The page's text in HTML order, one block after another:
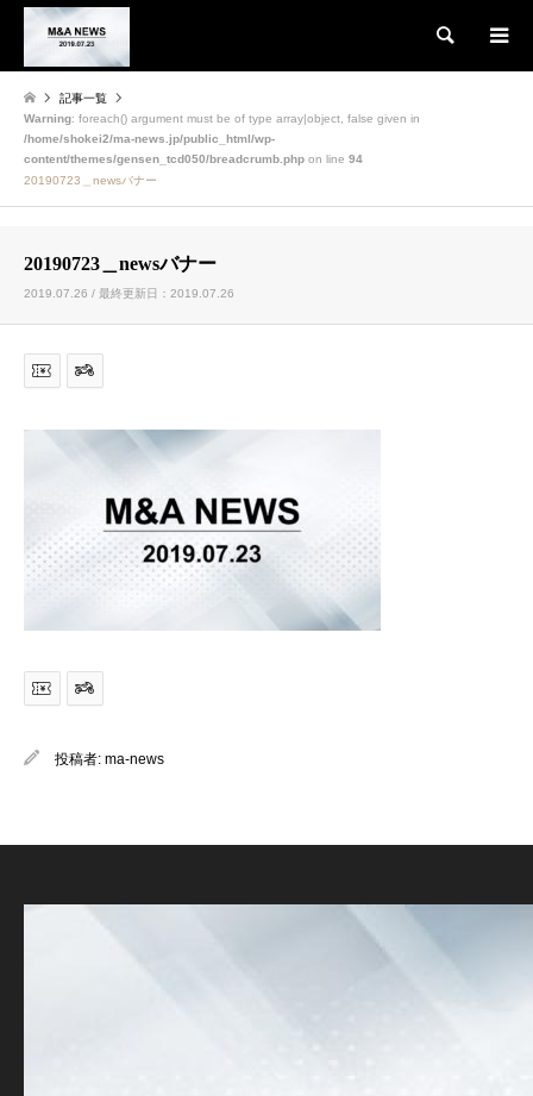
検索
記事一覧
Warning: foreach() argument must be of type array|object, false given in
/home/shokei2/ma-news.jp/public_html/wp-
content/themes/gensen_tcd050/breadcrumb.php on line 94
20190723＿newsバナー
20190723＿newsバナー
2019.07.26 / 最終更新日：2019.07.26
投稿者: ma-news